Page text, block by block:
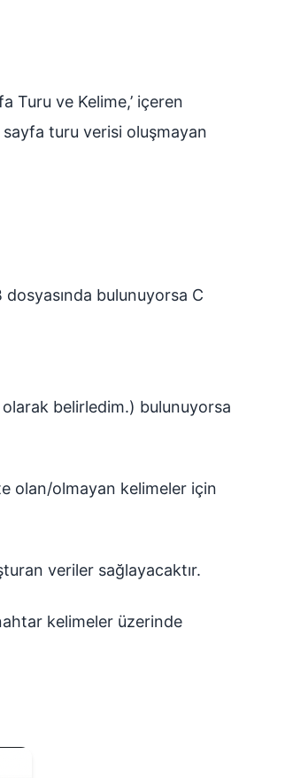
Turu ve Kelime,’ içeren
sayfa turu verisi oluşmayan
dosyasında bulunuyorsa C
olarak belirledim.) bulunuyorsa
olan/olmayan kelimeler için
veriler sağlayacaktır.
kelimeler üzerinde